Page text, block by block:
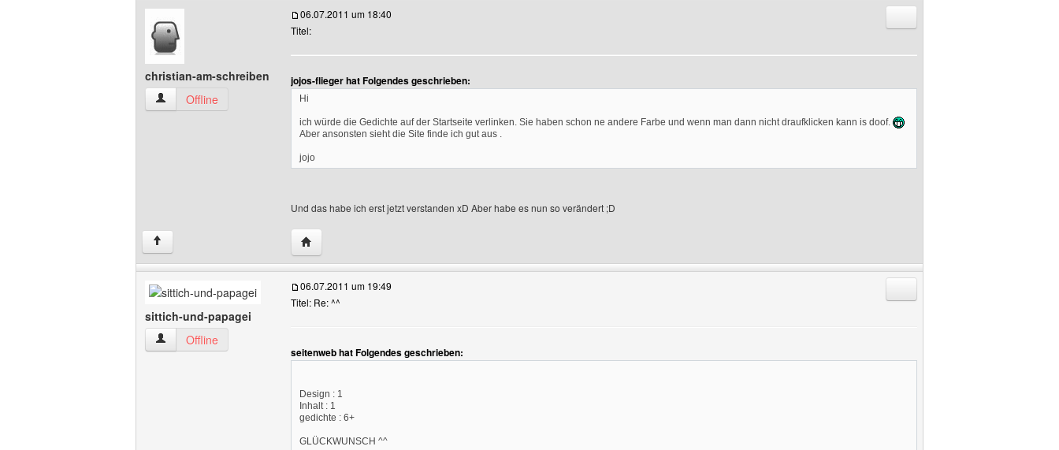
christian-am-schreiben
christian-am-schreiben Benutzer-Profile anzeigen
Offline
06.07.2011 um 18:40
Titel:
jojos-flieger hat Folgendes geschrieben:
Hi
ich würde die Gedichte auf der Startseite verlinken. Sie haben schon ne andere Farbe und wenn man dann nicht draufklicken kann is doof.
Aber ansonsten sieht die Site finde ich gut aus .
jojo
Und das habe ich erst jetzt verstanden xD Aber habe es nun so verändert ;D
↑ Website dieses Benutzers besuchen: christian-am-schreiben
sittich-und-papagei
sittich-und-papagei Benutzer-Profile anzeigen
Offline
06.07.2011 um 19:49
Titel: Re: ^^
seitenweb hat Folgendes geschrieben:
Design : 1
Inhalt : 1
gedichte : 6+
GLÜCKWUNSCH ^^